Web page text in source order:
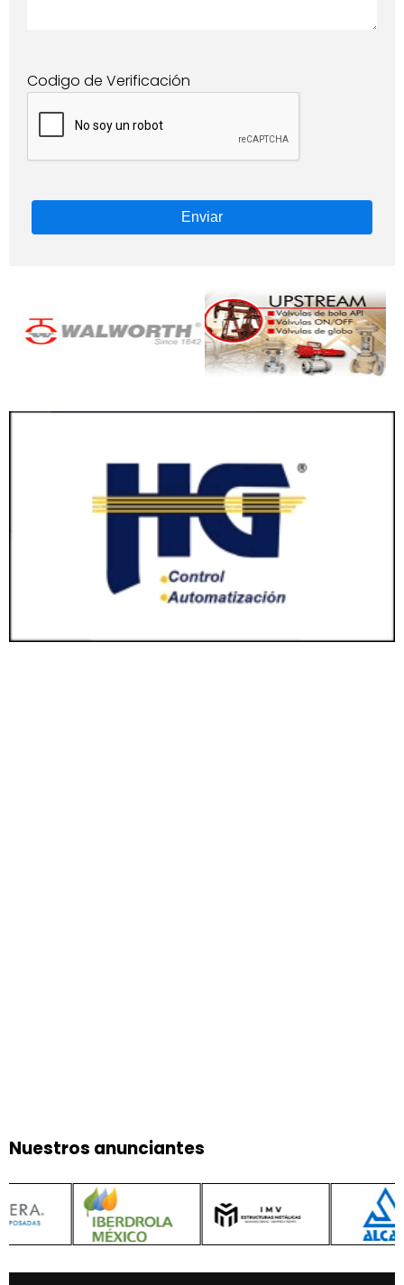
Codigo de Verificación
Enviar
Nuestros anunciantes